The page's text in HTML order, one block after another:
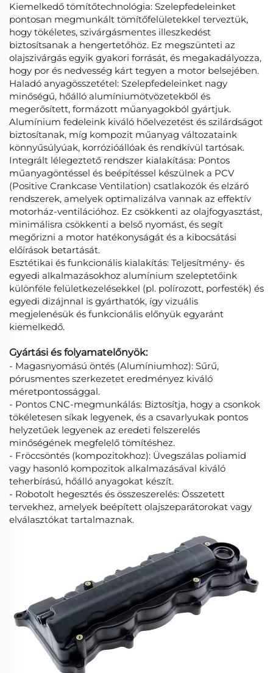
Kiemelkedő tömítőtechnológia: Szelepfedeleinket
pontosan megmunkált tömítőfelületekkel terveztük,
hogy tökéletes, szivárgásmentes illeszkedést
biztosítsanak a hengertetőhöz. Ez megszünteti az
olajszivárgás egyik gyakori forrását, és megakadályozza,
hogy por és nedvesség kárt tegyen a motor belsejében.
Haladó anyagösszetétel: Szelepfedeleinket nagy
minőségű, hőálló alumíniumötvözetekből és
megerősített, formázott műanyagokból gyártjuk.
Alumínium fedeleink kiváló hőelvezetést és szilárdságot
biztosítanak, míg kompozit műanyag változataink
könnyűsúlyúak, korrózióállóak és rendkívül tartósak.
Integrált lélegeztető rendszer kialakítása: Pontos
műanyagöntéssel és beépítéssel készülnek a PCV
(Positive Crankcase Ventilation) csatlakozók és elzáró
rendszerek, amelyek optimalizálva vannak az effektív
motorház-ventilációhoz. Ez csökkenti az olajfogyasztást,
minimálisra csökkenti a belső nyomást, és segít
megőrizni a motor hatékonyságát és a kibocsátási
előírások betartását.
Esztétikai és funkcionális kialakítás: Teljesítmény- és
egyedi alkalmazásokhoz alumínium szeleptetőink
különféle felületkezelésekkel (pl. polírozott, porfesték) és
egyedi dizájnnal is gyárthatók, így vizuális
megjelenésük és funkcionális előnyük egyaránt
kiemelkedő.
Gyártási és folyamatelőnyök:
- Magasnyomású öntés (Alumíniumhoz): Sűrű,
pórusmentes szerkezetet eredményez kiváló
méretpontossággal.
- Pontos CNC-megmunkálás: Biztosítja, hogy a csonkok
tökéletesen síkak legyenek, és a csavarlyukak pontos
helyzetűek legyenek az eredeti felszerelés
minőségének megfelelő tömítéshez.
- Fröccsöntés (kompozitokhoz): Üvegszálas poliamid
vagy hasonló kompozitok alkalmazásával kiváló
teherbírású, hőálló anyagokat készít.
- Robotolt hegesztés és összeszerelés: Összetett
tervekhez, amelyek beépített olajszeparátorokat vagy
elválasztókat tartalmaznak.